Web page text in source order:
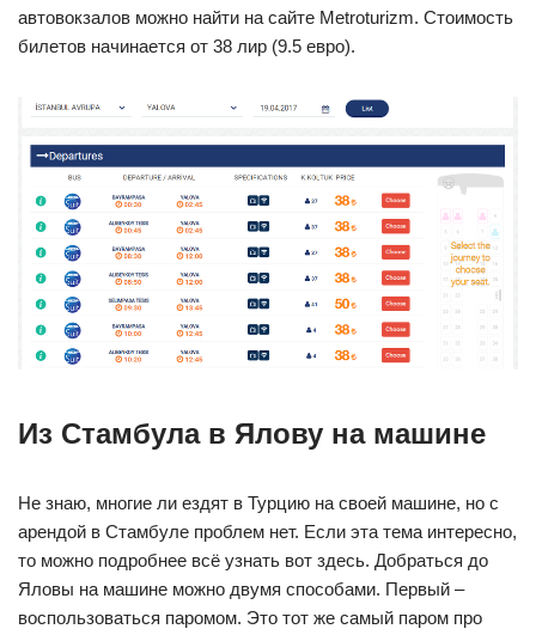
автовокзалов можно найти на сайте Metroturizm. Стоимость
билетов начинается от 38 лир (9.5 евро).
Из Стамбула в Ялову на машине
Не знаю, многие ли ездят в Турцию на своей машине, но с
арендой в Стамбуле проблем нет. Если эта тема интересно,
то можно подробнее всё узнать вот здесь. Добраться до
Яловы на машине можно двумя способами. Первый –
воспользоваться паромом. Это тот же самый паром про